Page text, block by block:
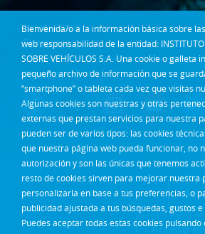
Bienvenida/o a la información básica sobre
web responsabilidad de la entidad: INSTITUTO
SOBRE VEHÍCULOS S.A. Una cookie o galleta
pequeño archivo de información que se
“smartphone” o tableta cada vez que visitas
Algunas cookies son nuestras y otras
externas que prestan servicios para nuestra
pueden ser de varios tipos: las cookies
que nuestra página web pueda funcionar, no
autorización y son las únicas que tenemos
resto de cookies sirven para mejorar nuestra
personalizarla en base a tus preferencias, o
publicidad ajustada a tus búsquedas, gustos
Puedes aceptar todas estas cookies pulsando
Dónde estamos
Contacta
Síguenos en:
Acceso